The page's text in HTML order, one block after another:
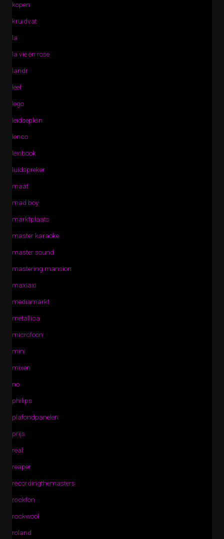
kopen
kruidvat
la
la vie en rose
landr
leef
lego
leidseplein
lenco
lexibook
luidspreker
maat
mad boy
marktplaats
master karaoke
master sound
mastering mansion
maxiaxi
mediamarkt
metallica
microfoon
mini
mixen
no
philips
plafondpanelen
prijs
real
reaper
recordingthemasters
rockfon
rockwool
roland